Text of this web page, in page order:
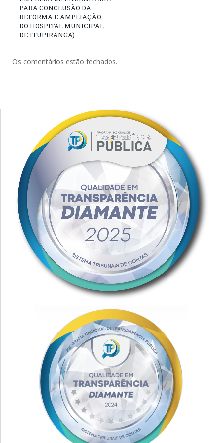
PARA CONCLUSÃO DA
REFORMA E AMPLIAÇÃO
DO HOSPITAL MUNICIPAL
DE ITUPIRANGA)
Os comentários estão fechados.